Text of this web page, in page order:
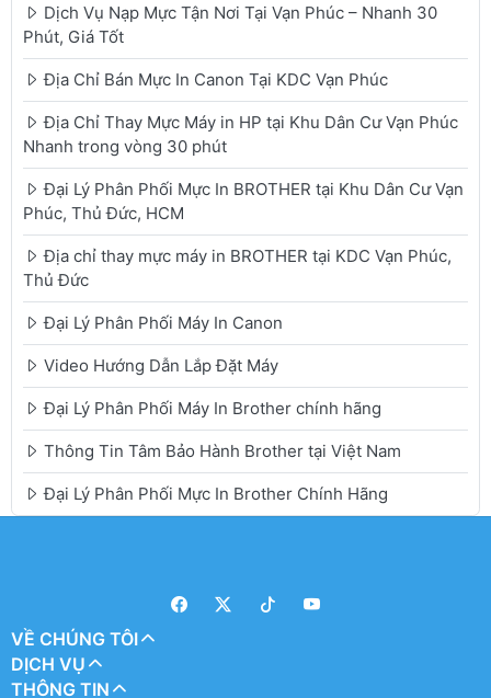
Dịch Vụ Nạp Mực Tận Nơi Tại Vạn Phúc – Nhanh 30
Phút, Giá Tốt
Địa Chỉ Bán Mực In Canon Tại KDC Vạn Phúc
Địa Chỉ Thay Mực Máy in HP tại Khu Dân Cư Vạn Phúc
Nhanh trong vòng 30 phút
Đại Lý Phân Phối Mực In BROTHER tại Khu Dân Cư Vạn
Phúc, Thủ Đức, HCM
Địa chỉ thay mực máy in BROTHER tại KDC Vạn Phúc,
Thủ Đức
Đại Lý Phân Phối Máy In Canon
Video Hướng Dẫn Lắp Đặt Máy
Đại Lý Phân Phối Máy In Brother chính hãng
Thông Tin Tâm Bảo Hành Brother tại Việt Nam
Đại Lý Phân Phối Mực In Brother Chính Hãng
VỀ CHÚNG TÔI
DỊCH VỤ
THÔNG TIN